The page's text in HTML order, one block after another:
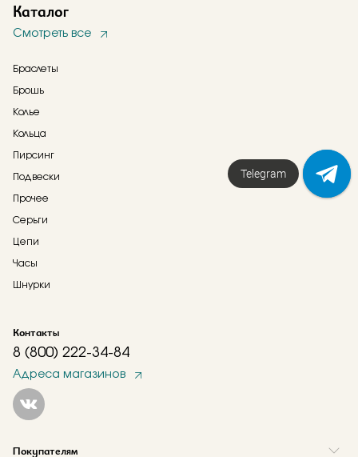
Каталог
Смотреть все
Браслеты
Брошь
Колье
Кольца
Пирсинг
Подвески
Прочее
Серьги
Цепи
Часы
Шнурки
Контакты
8 (800) 222-34-84
Адреса магазинов
Покупателям
Telegram
Напишите нам!